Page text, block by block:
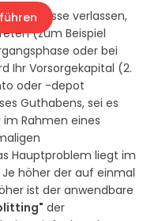
verlassen,
(zum Beispiel
oder bei
Ihr Vorsorgekapital (2.
oder -depot
Guthabens, sei es
Rahmen eines
Hauptproblem liegt im
Je höher der auf einmal
ist der anwendbare
der